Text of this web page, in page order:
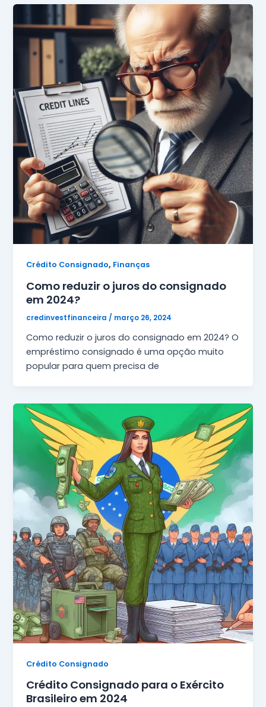
Crédito Consignado, Finanças
Como reduzir o juros do consignado
em 2024?
credinvestfinanceira / março 26, 2024
Como reduzir o juros do consignado em 2024? O
empréstimo consignado é uma opção muito
popular para quem precisa de
Crédito Consignado
Crédito Consignado para o Exército
Brasileiro em 2024